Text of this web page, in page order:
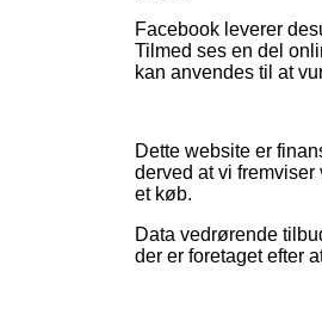
Facebook leverer
Tilmed ses en del
kan anvendes til at
Dette website er
derved at vi
et køb.
Data vedrørende
der er foretaget efter